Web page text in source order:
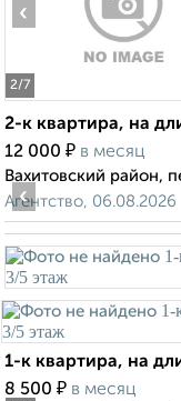
2/7
‹
2-к квартира, на
12 000 ₽ в месяц
Вахитовский район,
Агентство, 06.08.2026
‹
1-к квартира, на
8 500 ₽ в месяц